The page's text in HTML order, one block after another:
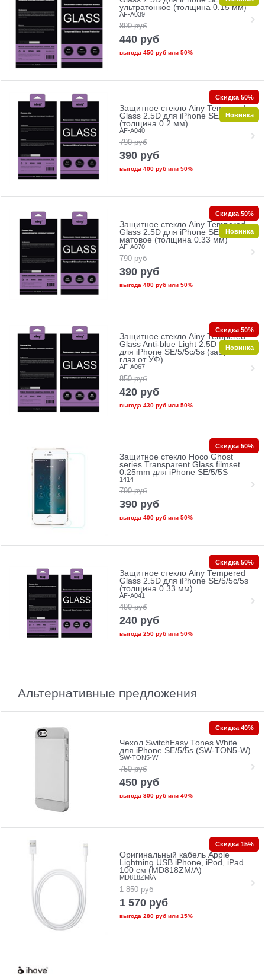
ультратонкое (толщина 0.15 мм)
AF-A039
890 руб
440 руб
выгода 450 рубили 50%
Защитное стекло Ainy Tempered
Glass 2.5D для iPhone SE/5/5c/5s
(толщина 0.2 мм)
AF-A040
790 руб
390 руб
выгода 400 рубили 50%
Скидка 50%
Новинка
Защитное стекло Ainy Tempered
Glass 2.5D для iPhone SE/5/5c/5s
матовое (толщина 0.33 мм)
AF-A070
790 руб
390 руб
выгода 400 рубили 50%
Скидка 50%
Новинка
Защитное стекло Ainy Tempered
Glass Anti-blue Light 2.5D 0.33mm
для iPhone SE/5/5c/5s (защита
глаз от УФ)
AF-A067
850 руб
420 руб
выгода 430 рубили 50%
Скидка 50%
Новинка
Защитное стекло Hoco Ghost
series Transparent Glass filmset
0.25mm для iPhone SE/5/5S
1414
790 руб
390 руб
выгода 400 рубили 50%
Скидка 50%
Защитное стекло Ainy Tempered
Glass 2.5D для iPhone SE/5/5c/5s
(толщина 0.33 мм)
AF-A041
490 руб
240 руб
выгода 250 рубили 50%
Скидка 50%
Альтернативные предложения
Чехол SwitchEasy Tones White
для iPhone SE/5/5s (SW-TON5-W)
SW-TON5-W
750 руб
450 руб
выгода 300 рубили 40%
Скидка 40%
Оригинальный кабель Apple
Lightning USB iPhone, iPod, iPad
100 см (MD818ZM/A)
MD818ZM/A
1 850 руб
1 570 руб
выгода 280 рубили 15%
Скидка 15%